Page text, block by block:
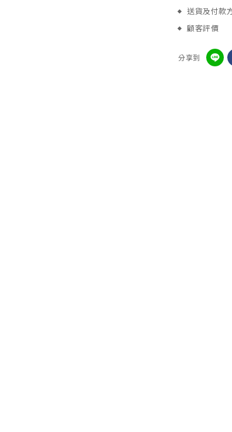
送貨及付款
顧客評價
分享到